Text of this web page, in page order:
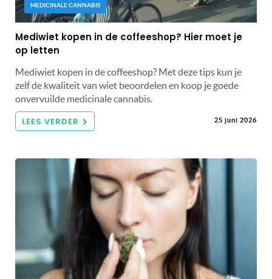
MEDICINALE CANNABIS
Mediwiet kopen in de coffeeshop? Hier moet je
op letten
Mediwiet kopen in de coffeeshop? Met deze tips kun je
zelf de kwaliteit van wiet beoordelen en koop je goede
onvervuilde medicinale cannabis.
LEES VERDER 25 juni 2026